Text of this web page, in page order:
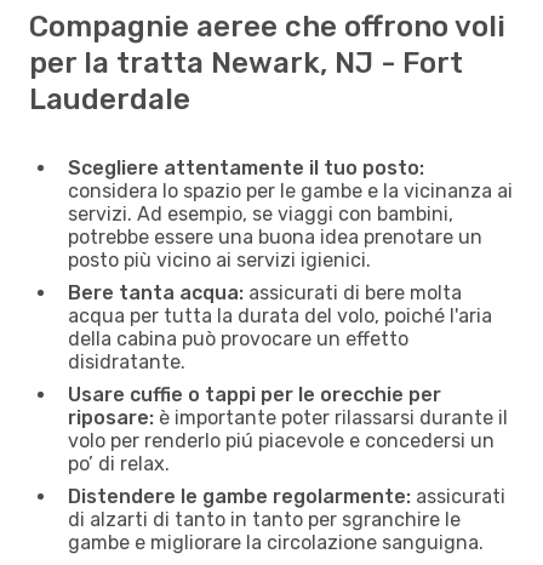
Compagnie aeree che offrono voli
per la tratta Newark, NJ - Fort
Lauderdale
Scegliere attentamente il tuo posto:
considera lo spazio per le gambe e la vicinanza ai
servizi. Ad esempio, se viaggi con bambini,
potrebbe essere una buona idea prenotare un
posto più vicino ai servizi igienici.
Bere tanta acqua: assicurati di bere molta
acqua per tutta la durata del volo, poiché l'aria
della cabina può provocare un effetto
disidratante.
Usare cuffie o tappi per le orecchie per
riposare: è importante poter rilassarsi durante il
volo per renderlo piú piacevole e concedersi un
po’ di relax.
Distendere le gambe regolarmente: assicurati
di alzarti di tanto in tanto per sgranchire le
gambe e migliorare la circolazione sanguigna.